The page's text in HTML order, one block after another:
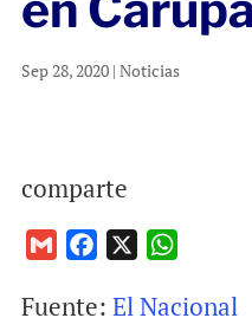
Sep 28, 2020| Noticias
comparte
a
c
a
Fuente: El Nacional